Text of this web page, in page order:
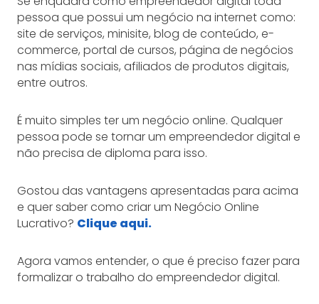
pessoa que possui um negócio na internet como:
site de serviços, minisite, blog de conteúdo, e-
commerce, portal de cursos, página de negócios
nas mídias sociais, afiliados de produtos digitais,
entre outros.
É muito simples ter um negócio online. Qualquer
pessoa pode se tornar um empreendedor digital e
não precisa de diploma para isso.
Gostou das vantagens apresentadas para acima
e quer saber como criar um Negócio Online
Lucrativo? Clique aqui.
Agora vamos entender, o que é preciso fazer para
formalizar o trabalho do empreendedor digital.